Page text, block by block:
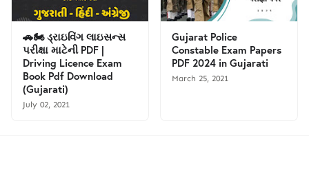
🚗🏍️ ડ્રાઇવિંગ લાઇસન્સ
પરીક્ષા માટેની PDF |
Driving Licence Exam
Book Pdf Download
(Gujarati)
July 02, 2021
Gujarat Police
Constable Exam Papers
PDF 2024 in Gujarati
March 25, 2021